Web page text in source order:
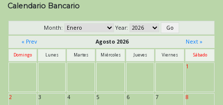
Calendario Bancario
Month:
Year:
« Prev
Agosto 2026 Next »
Domingo Lunes Martes Miércoles Jueves Viernes Sábado
1
2 3 4 5 6 7 8